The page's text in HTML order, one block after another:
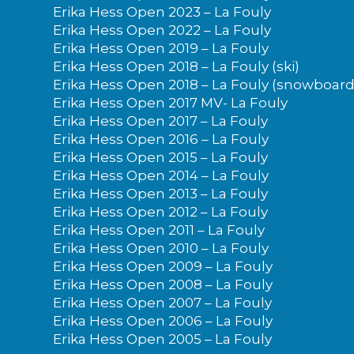
Erika Hess Open 2023 – La Fouly
Erika Hess Open 2022 – La Fouly
Erika Hess Open 2019 – La Fouly
Erika Hess Open 2018 – La Fouly (ski)
Erika Hess Open 2018 – La Fouly
Erika Hess Open 2017 MV- La Fouly
Erika Hess Open 2017 – La Fouly
Erika Hess Open 2016 – La Fouly
Erika Hess Open 2015 – La Fouly
Erika Hess Open 2014 – La Fouly
Erika Hess Open 2013 – La Fouly
Erika Hess Open 2012 – La Fouly
Erika Hess Open 2011 – La Fouly
Erika Hess Open 2010 – La Fouly
Erika Hess Open 2009 – La Fouly
Erika Hess Open 2008 – La Fouly
Erika Hess Open 2007 – La Fouly
Erika Hess Open 2006 – La Fouly
Erika Hess Open 2005 – La Fouly